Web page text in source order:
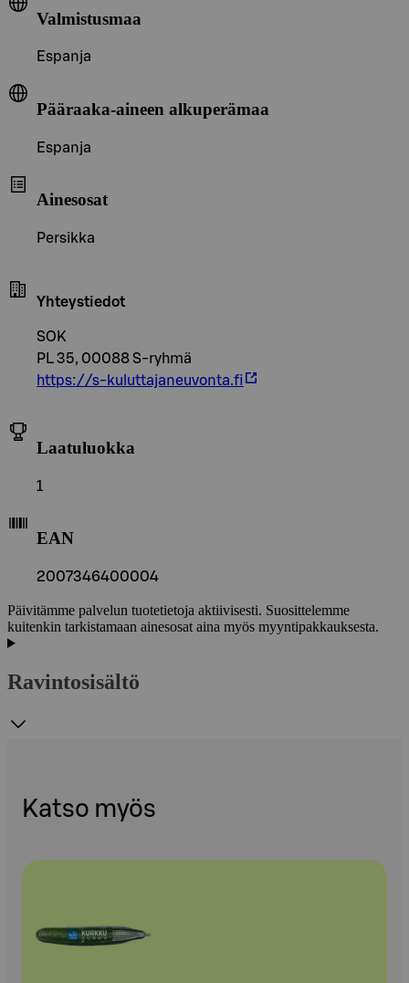
Valmistusmaa
Espanja
Pääraaka-aineen alkuperämaa
Espanja
Ainesosat
Persikka
Yhteystiedot
SOK
PL 35, 00088 S-ryhmä
https://s-kuluttajaneuvonta.fi
Laatuluokka
1
EAN
2007346400004
Päivitämme palvelun tuotetietoja aktiivisesti. Suosittelemme
kuitenkin tarkistamaan ainesosat aina myös myyntipakkauksesta.
Ravintosisältö
Katso myös